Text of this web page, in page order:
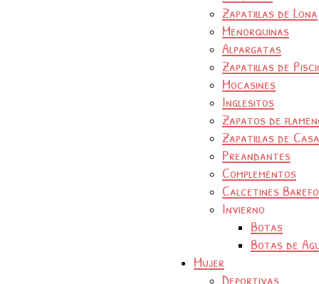
Zapatillas de Lona
Menorquinas
Alpargatas
Zapatillas de
Mocasines
Inglesitos
Zapatos de
Zapatillas de Casa
Preandantes
Complementos
Calcetines
Invierno
Botas
Botas de
Mujer
Deportivas